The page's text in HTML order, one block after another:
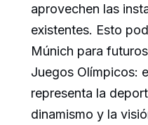
aprovechen las
existentes. Esto
Múnich para
Juegos Olímpicos:
representa la
dinamismo y la